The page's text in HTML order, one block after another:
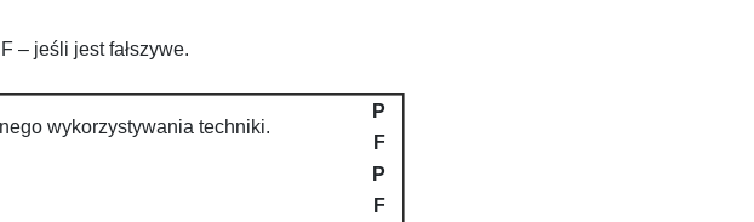
– jeśli jest fałszywe.
wykorzystywania techniki.
P
F
P
F